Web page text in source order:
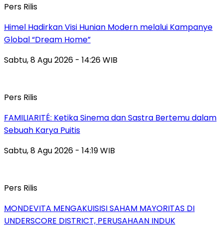
Pers Rilis
Himel Hadirkan Visi Hunian Modern melalui Kampanye
Global “Dream Home”
Sabtu, 8 Agu 2026 - 14:26 WIB
Pers Rilis
FAMILIARITÉ: Ketika Sinema dan Sastra Bertemu dalam
Sebuah Karya Puitis
Sabtu, 8 Agu 2026 - 14:19 WIB
Pers Rilis
MONDEVITA MENGAKUISISI SAHAM MAYORITAS DI
UNDERSCORE DISTRICT, PERUSAHAAN INDUK